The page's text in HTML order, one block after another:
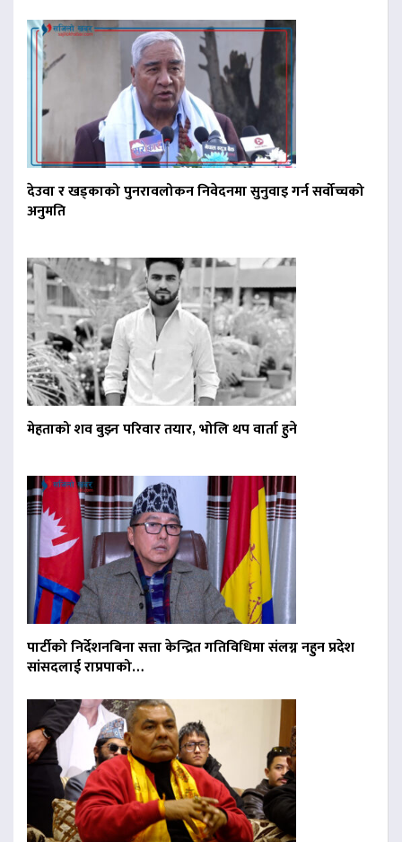
देउवा र खड्काको पुनरावलोकन निवेदनमा सुनुवाइ गर्न सर्वोच्चको
अनुमति
मेहताको शव बुझ्न परिवार तयार, भोलि थप वार्ता हुने
पार्टीको निर्देशनबिना सत्ता केन्द्रित गतिविधिमा संलग्न नहुन प्रदेश
सांसदलाई राप्रपाको…